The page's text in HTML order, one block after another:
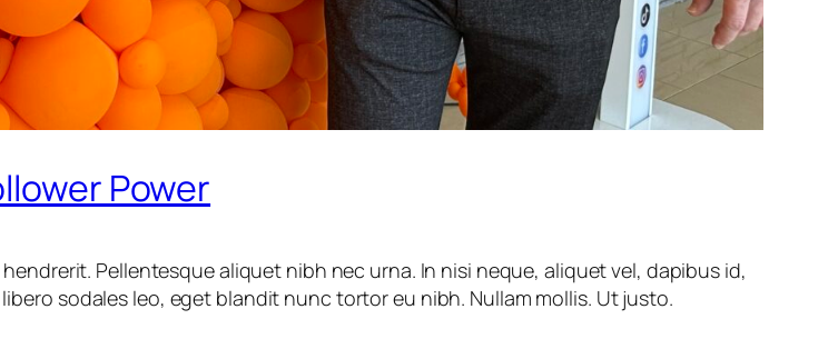
Power
Pellentesque aliquet nibh nec urna. In nisi neque, aliquet vel, dapibus id,
sodales leo, eget blandit nunc tortor eu nibh. Nullam mollis. Ut justo.